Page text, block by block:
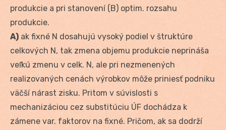
produkcie a pri stanovení (B) optim. rozsahu
produkcie.
A) ak fixné N dosahujú vysoký podiel v štruktúre
celkových N, tak zmena objemu produkcie neprináša
veľkú zmenu v celk. N, ale pri nezmenených
realizovaných cenách výrobkov môže priniesť podniku
väčší nárast zisku. Pritom v súvislosti s
mechanizáciou cez substitúciu ÚF dochádza k
zámene var. faktorov na fixné. Pričom, ak sa dodrží